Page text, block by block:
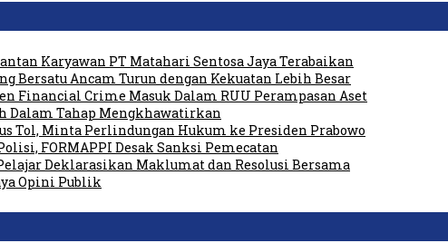
Karyawan PT Matahari Sentosa Jaya Terabaikan
Bersatu Ancam Turun dengan Kekuatan Lebih Besar
Financial Crime Masuk Dalam RUU Perampasan Aset
Dalam Tahap Mengkhawatirkan
Tol, Minta Perlindungan Hukum ke Presiden Prabowo
FORMAPPI Desak Sanksi Pemecatan
Deklarasikan Maklumat dan Resolusi Bersama
Opini Publik